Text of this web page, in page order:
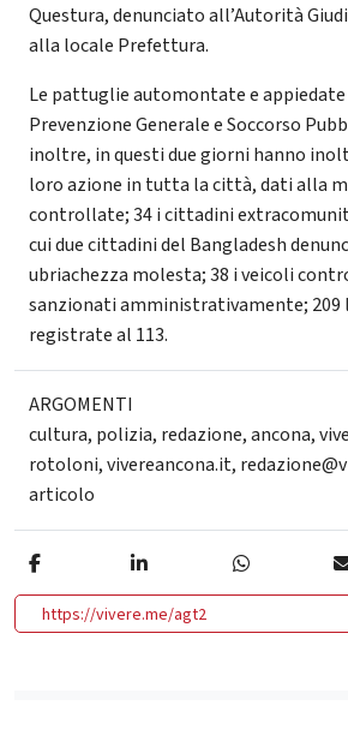
Questura, denunciato all’Autorità
alla locale Prefettura.
Le pattuglie automontate e appiedate
Prevenzione Generale e Soccorso
inoltre, in questi due giorni hanno
loro azione in tutta la città, dati alla
controllate; 34 i cittadini
cui due cittadini del Bangladesh
ubriachezza molesta; 38 i veicoli
sanzionati amministrativamente; 209
registrate al 113.
ARGOMENTI
cultura, polizia, redazione,ancona,
rotoloni,vivereancona.it,
articolo
https://vivere.me/agt2